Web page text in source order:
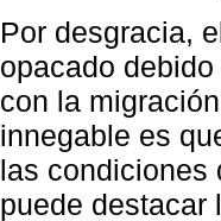
Por desgracia,
opacado
con la
innegable es
las condiciones
puede destacar